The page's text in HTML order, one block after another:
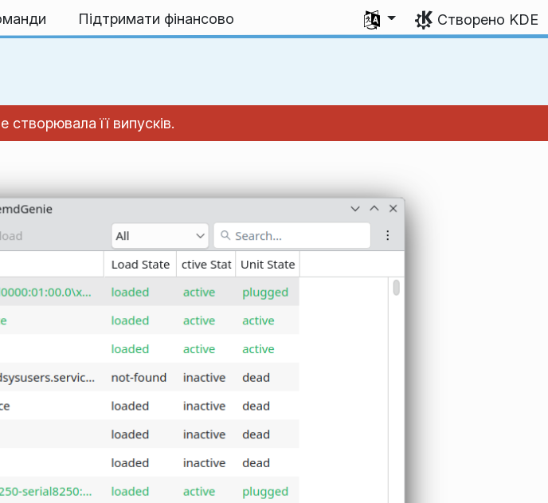
Підтримати фінансово
Виберіть мову
Створено KDE
її випусків.